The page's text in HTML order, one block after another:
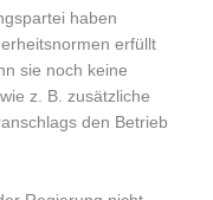
haben
erfüllt
sie noch keine
z. B. zusätzliche
den Betrieb